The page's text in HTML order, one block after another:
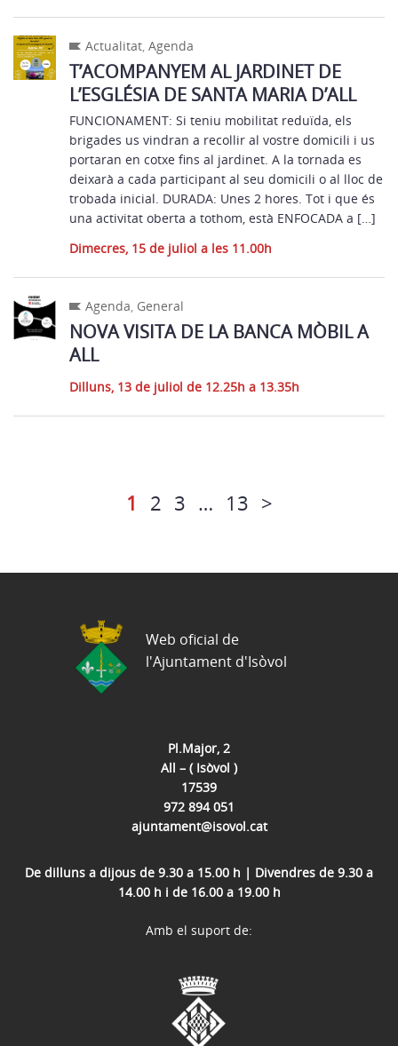
Actualitat,Agenda
T’ACOMPANYEM AL JARDINET DE
L’ESGLÉSIA DE SANTA MARIA D’ALL
FUNCIONAMENT: Si teniu mobilitat reduïda, els
brigades us vindran a recollir al vostre domicili i us
portaran en cotxe fins al jardinet. A la tornada es
deixarà a cada participant al seu domicili o al lloc de
trobada inicial. DURADA: Unes 2 hores. Tot i que és
una activitat oberta a tothom, està ENFOCADA a […]
Dimecres, 15 de juliol a les 11.00h
Agenda, General
NOVA VISITA DE LA BANCA MÒBIL A
ALL
Dilluns, 13 de juliol de 12.25h a 13.35h
1 2 3 … 13 >
Pl.Major, 2
All – ( Isòvol )
17539
972 894 051
ajuntament@isovol.cat
De dilluns a dijous de 9.30 a 15.00 h | Divendres de 9.30 a
14.00 h i de 16.00 a 19.00 h
Web oficial de
l'Ajuntament d'Isòvol
Amb el suport de: